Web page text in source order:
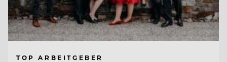
TOP ARBEITGEBER